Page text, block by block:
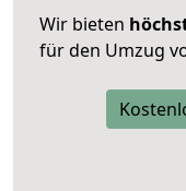
Wir bieten
für den Umzug